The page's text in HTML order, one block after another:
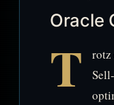
Oracle
T
rotz